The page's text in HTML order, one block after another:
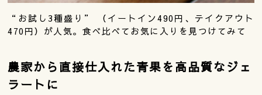
“お試し3種盛り” （イートイン490円、テイクアウト
470円）が人気。食べ比べてお気に入りを見つけてみて
農家から直接仕入れた青果を高品質なジェ
ラートに